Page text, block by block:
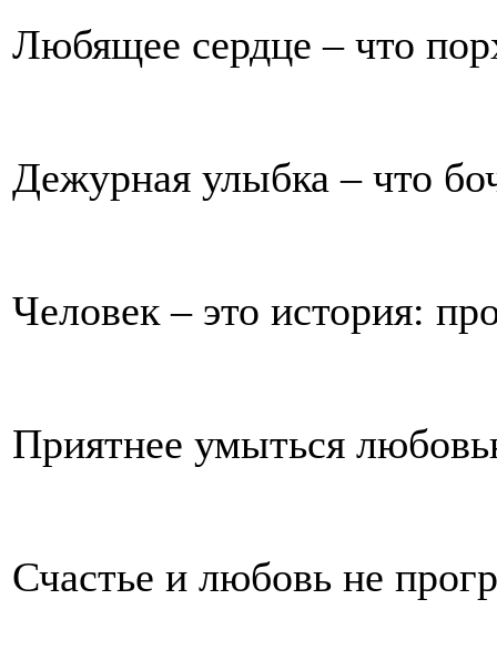
Любящее сердце – что
Дежурная улыбка – что
Человек – это история:
Приятнее умыться
Счастье и любовь не